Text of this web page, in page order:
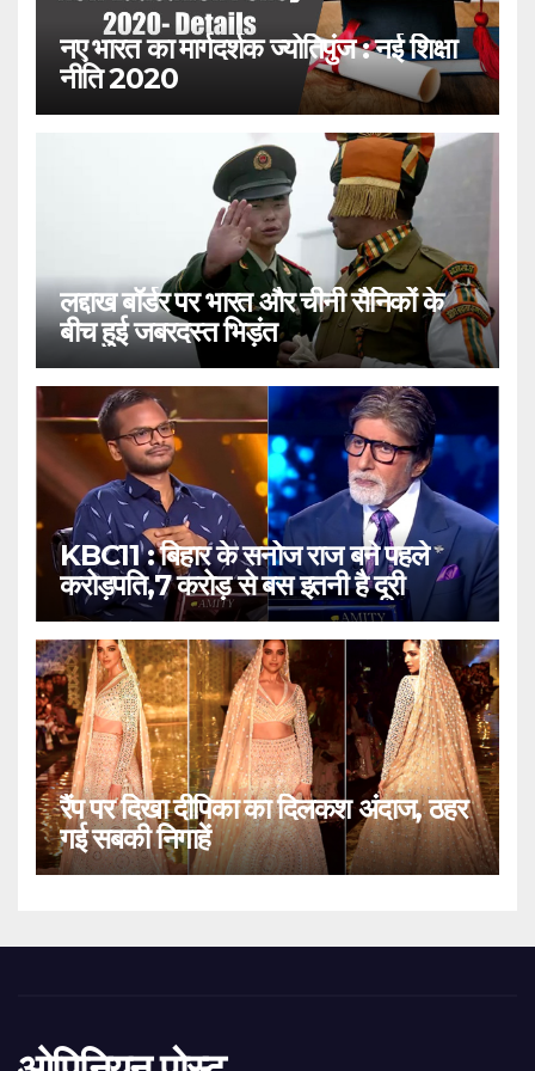
नए भारत का मार्गदर्शक ज्योतिपुंज : नई शिक्षा
नीति 2020
लद्दाख बॉर्डर पर भारत और चीनी सैनिकों के
बीच हुई जबरदस्त भिड़ंत
KBC11 : बिहार के सनोज राज बने पहले
करोड़पति,7 करोड़ से बस इतनी है दूरी
रैंप पर दिखा दीपिका का दिलकश अंदाज, ठहर
गई सबकी निगाहें